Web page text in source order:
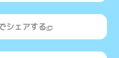
シェアする